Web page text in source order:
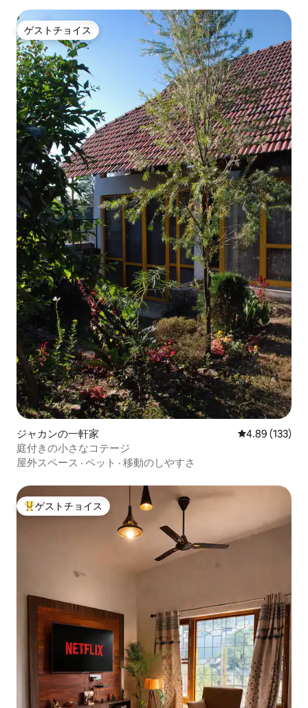
ゲストチョイス
ゲストチョイス
ジャカンの一軒家 レビュー133
4.89 (133)
庭付きの小さなコテージ
屋外スペース · ペット · 移動のしやすさ
大好評のゲストチョイスです。
ゲストチョイス